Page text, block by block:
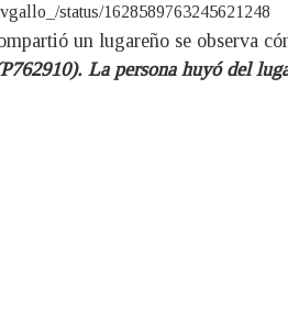
status/1628589763245621248
un lugareño se observa
La persona huyó del